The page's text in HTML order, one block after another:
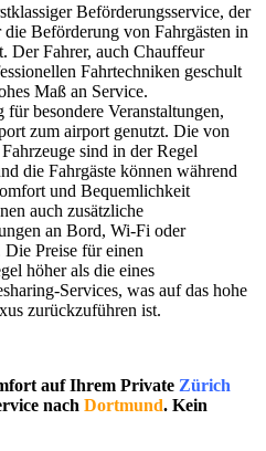
Beförderungsservice, der
Beförderung von Fahrgästen in
Der Fahrer, auch Chauffeur
Fahrtechniken geschult
Maß an Service.
besondere Veranstaltungen,
zum airport genutzt. Die von
sind in der Regel
die Fahrgäste können während
und Bequemlichkeit
auch zusätzliche
an Bord, Wi-Fi oder
Die Preise für einen
höher als die eines
Services, was auf das hohe
zurückzuführen ist.
auf Ihrem Private Zürich
nach Dortmund. Kein